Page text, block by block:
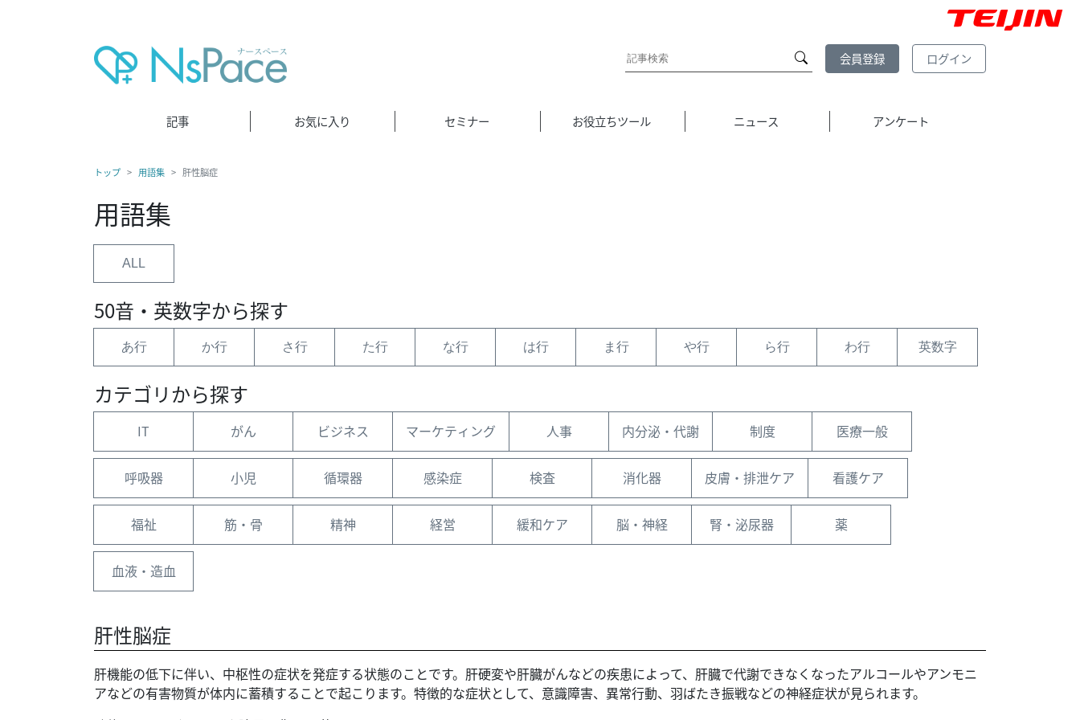
ログイン
会員登録
記事 お気に入り セミナー お役立ちツール ニュース アンケート
トップ 用語集 肝性脳症
用語集
ALL
50音・英数字から探す
あ行 か行 さ行 た行 な行 は行 ま行 や行 ら行 わ行 英数字
カテゴリから探す
IT がん ビジネス マーケティング 人事 内分泌・代謝 制度 医療一般
呼吸器 小児 循環器 感染症 検査 消化器 皮膚・排泄ケア 看護ケア
福祉 筋・骨 精神 経営 緩和ケア 脳・神経 腎・泌尿器 薬
血液・造血
肝性脳症
肝機能の低下に伴い、中枢性の症状を発症する状態のことです。肝硬変や肝臓がんなどの疾患によって、肝臓で代謝できなくなったアルコールやアンモニ
アなどの有害物質が体内に蓄積することで起こります。特徴的な症状として、意識障害、異常行動、羽ばたき振戦などの神経症状が見られます。